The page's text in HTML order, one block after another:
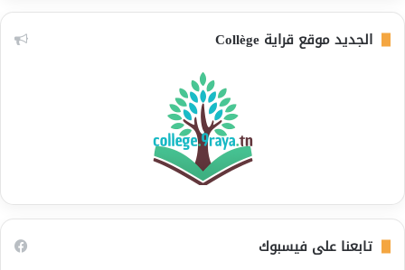
الجديد موقع قراية Collège
تابعنا على فيسبوك